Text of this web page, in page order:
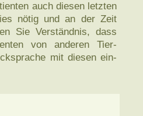
auch diesen letzten
nötig und an der Zeit
Sie Ver­ständ­nis, dass
von anderen Tier­
mit diesen ein­